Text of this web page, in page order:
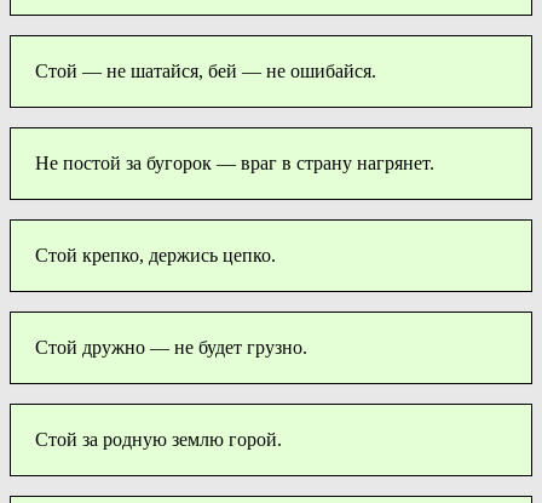
Стой — не шатайся, бей — не ошибайся.
Не постой за бугорок — враг в страну нагрянет.
Стой крепко, держись цепко.
Стой дружно — не будет грузно.
Стой за родную землю горой.